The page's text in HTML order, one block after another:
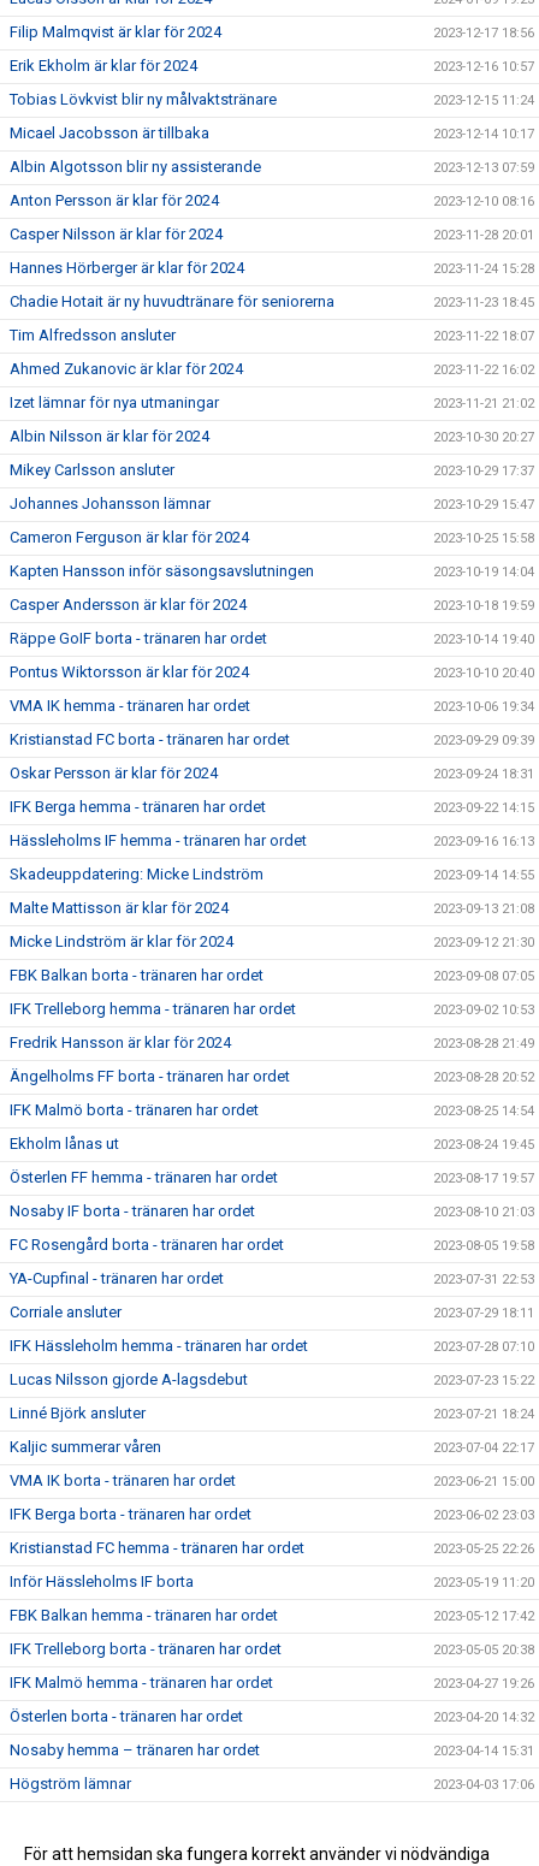
Filip Malmqvist är klar för 2024 2023-12-17 18:56
Erik Ekholm är klar för 2024 2023-12-16 10:57
Tobias Lövkvist blir ny målvaktstränare 2023-12-15 11:24
Micael Jacobsson är tillbaka 2023-12-14 10:17
Albin Algotsson blir ny assisterande 2023-12-13 07:59
Anton Persson är klar för 2024 2023-12-10 08:16
Casper Nilsson är klar för 2024 2023-11-28 20:01
Hannes Hörberger är klar för 2024 2023-11-24 15:28
Chadie Hotait är ny huvudtränare för seniorerna 2023-11-23 18:45
Tim Alfredsson ansluter 2023-11-22 18:07
Ahmed Zukanovic är klar för 2024 2023-11-22 16:02
Izet lämnar för nya utmaningar 2023-11-21 21:02
Albin Nilsson är klar för 2024 2023-10-30 20:27
Mikey Carlsson ansluter 2023-10-29 17:37
Johannes Johansson lämnar 2023-10-29 15:47
Cameron Ferguson är klar för 2024 2023-10-25 15:58
Kapten Hansson inför säsongsavslutningen 2023-10-19 14:04
Casper Andersson är klar för 2024 2023-10-18 19:59
Räppe GoIF borta - tränaren har ordet 2023-10-14 19:40
Pontus Wiktorsson är klar för 2024 2023-10-10 20:40
VMA IK hemma - tränaren har ordet 2023-10-06 19:34
Kristianstad FC borta - tränaren har ordet 2023-09-29 09:39
Oskar Persson är klar för 2024 2023-09-24 18:31
IFK Berga hemma - tränaren har ordet 2023-09-22 14:15
Hässleholms IF hemma - tränaren har ordet 2023-09-16 16:13
Skadeuppdatering: Micke Lindström 2023-09-14 14:55
Malte Mattisson är klar för 2024 2023-09-13 21:08
Micke Lindström är klar för 2024 2023-09-12 21:30
FBK Balkan borta - tränaren har ordet 2023-09-08 07:05
IFK Trelleborg hemma - tränaren har ordet 2023-09-02 10:53
Fredrik Hansson är klar för 2024 2023-08-28 21:49
Ängelholms FF borta - tränaren har ordet 2023-08-28 20:52
IFK Malmö borta - tränaren har ordet 2023-08-25 14:54
Ekholm lånas ut 2023-08-24 19:45
Österlen FF hemma - tränaren har ordet 2023-08-17 19:57
Nosaby IF borta - tränaren har ordet 2023-08-10 21:03
FC Rosengård borta - tränaren har ordet 2023-08-05 19:58
YA-Cupfinal - tränaren har ordet 2023-07-31 22:53
Corriale ansluter 2023-07-29 18:11
IFK Hässleholm hemma - tränaren har ordet 2023-07-28 07:10
Lucas Nilsson gjorde A-lagsdebut 2023-07-23 15:22
Linné Björk ansluter 2023-07-21 18:24
Kaljic summerar våren 2023-07-04 22:17
VMA IK borta - tränaren har ordet 2023-06-21 15:00
IFK Berga borta - tränaren har ordet 2023-06-02 23:03
Kristianstad FC hemma - tränaren har ordet 2023-05-25 22:26
Inför Hässleholms IF borta 2023-05-19 11:20
FBK Balkan hemma - tränaren har ordet 2023-05-12 17:42
IFK Trelleborg borta - tränaren har ordet 2023-05-05 20:38
IFK Malmö hemma - tränaren har ordet 2023-04-27 19:26
Österlen borta - tränaren har ordet 2023-04-20 14:32
Nosaby hemma – tränaren har ordet 2023-04-14 15:31
Högström lämnar 2023-04-03 17:06
2021-09-13 20:58
För att hemsidan ska fungera korrekt använder vi nödvändiga